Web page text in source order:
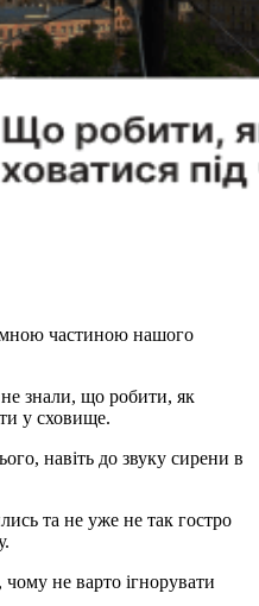
частиною нашого
знали, що робити, як
у сховище.
навіть до звуку сирени в
та не уже не так гостро
не варто ігнорувати